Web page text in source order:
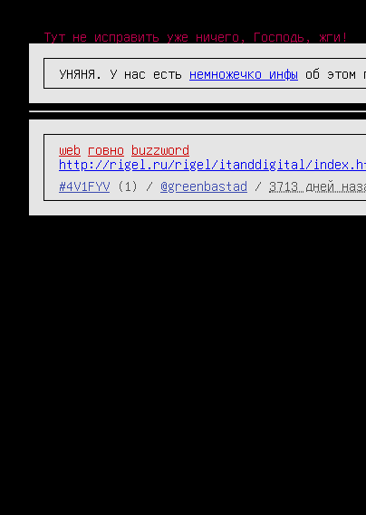
Тут не исправить уже ничего, Господь, жги!
УНЯНЯ. У нас есть немножечко инфы об этом
web говно
buzzword
http://rigel.ru/rigel/itanddigital/
#4V1FYV
(1) / @greenbastad / 3713 дней